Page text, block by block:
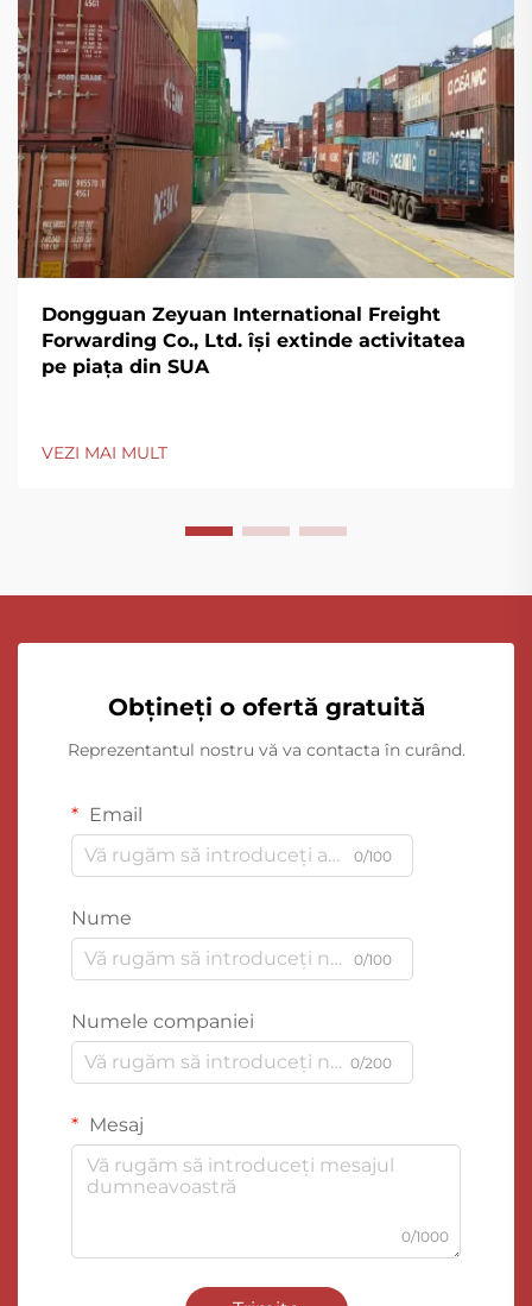
Dongguan Zeyuan International Freight
Forwarding Co., Ltd. își extinde activitatea
pe piața din SUA
VEZI MAI MULT
Obțineți o ofertă gratuită
Reprezentantul nostru vă va contacta în curând.
Email
0/100
Nume
0/100
Numele companiei
0/200
Mesaj
0/1000